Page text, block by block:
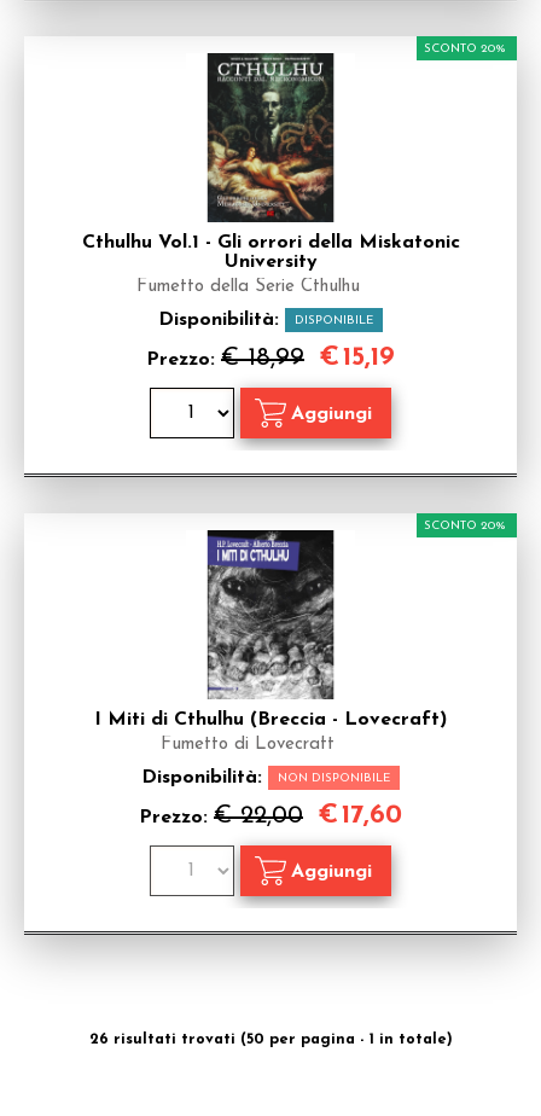
Cthulhu Vol.1 - Gli orrori della Miskatonic
University
Fumetto della Serie Cthulhu
Disponibilità: DISPONIBILE
Prezzo: € 18,99
SCONTO 20%
€15,19
I Miti di Cthulhu (Breccia - Lovecraft)
Fumetto di Lovecraft
Disponibilità: NON DISPONIBILE
Prezzo: € 22,00
SCONTO 20%
€17,60
26 risultati trovati (50 per pagina - 1 in totale)